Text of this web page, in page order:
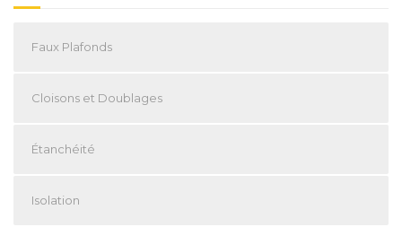
Faux Plafonds
Cloisons et Doublages
Étanchéité
Isolation